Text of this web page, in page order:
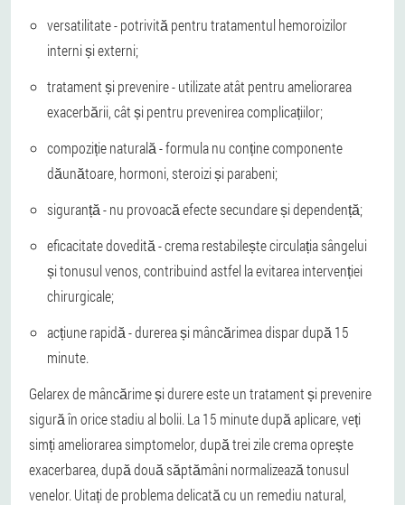
versatilitate - potrivită pentru tratamentul hemoroizilor
interni și externi;
tratament și prevenire - utilizate atât pentru ameliorarea
exacerbării, cât și pentru prevenirea complicațiilor;
compoziție naturală - formula nu conține componente
dăunătoare, hormoni, steroizi și parabeni;
siguranță - nu provoacă efecte secundare și dependență;
eficacitate dovedită - crema restabilește circulația sângelui
și tonusul venos, contribuind astfel la evitarea intervenției
chirurgicale;
acțiune rapidă - durerea și mâncărimea dispar după 15
minute.
Gelarex de mâncărime și durere este un tratament și prevenire
sigură în orice stadiu al bolii. La 15 minute după aplicare, veți
simți ameliorarea simptomelor, după trei zile crema oprește
exacerbarea, după două săptămâni normalizează tonusul
venelor. Uitați de problema delicată cu un remediu natural,